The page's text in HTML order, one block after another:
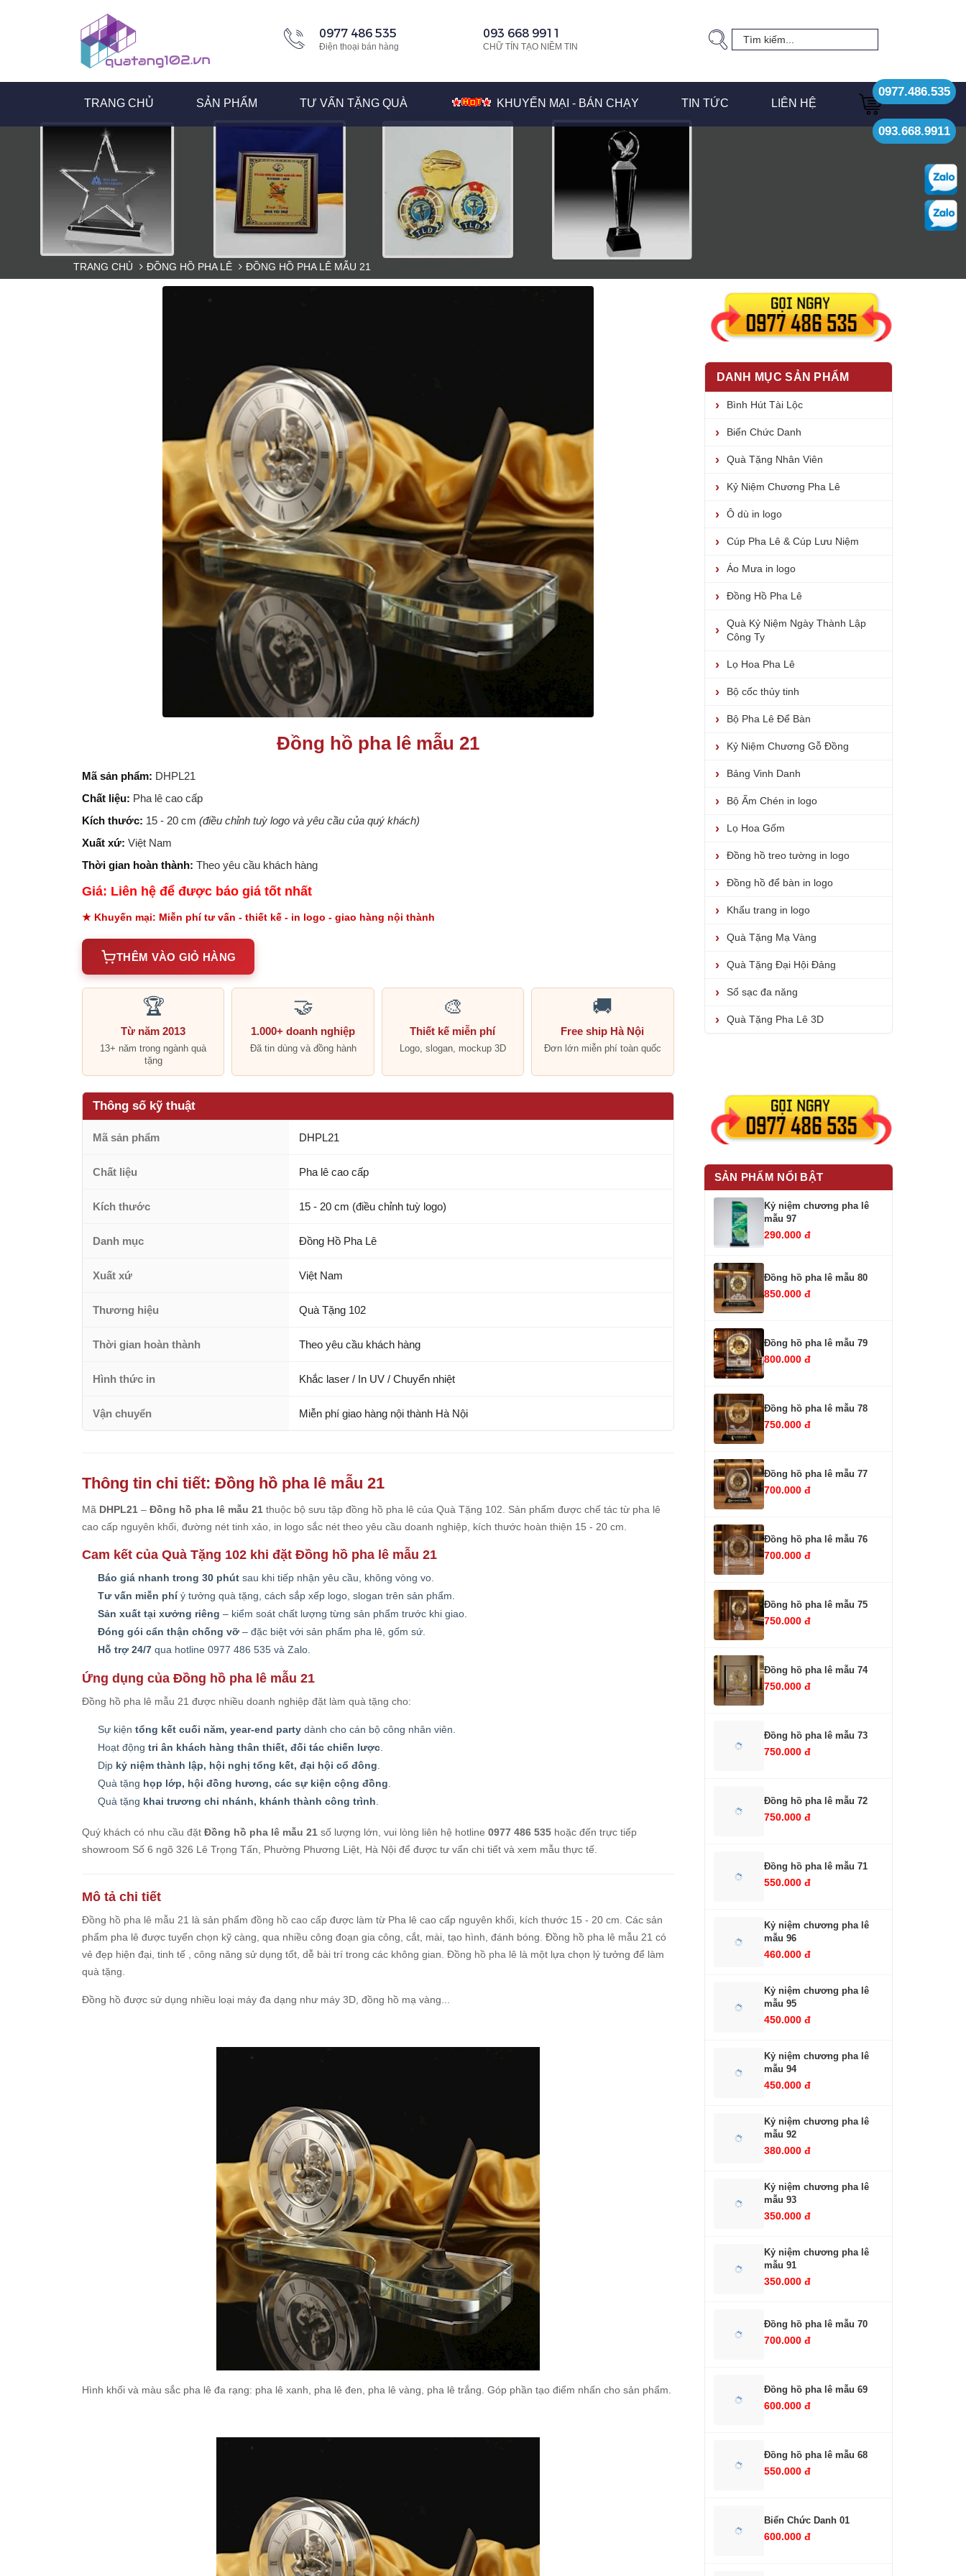
0977 486 535
Điện thoại bán hàng
093 668 9911
CHỮ TÍN TẠO NIỀM TIN
TRANG CHỦ SẢN PHẨM TƯ VẤN TẶNG QUÀ KHUYẾN MẠI - BÁN CHẠY TIN TỨC LIÊN HỆ
0977.486.535
093.668.9911
TRANG CHỦ ĐỒNG HỒ PHA LÊ ĐỒNG HỒ PHA LÊ MẪU 21
Đồng hồ pha lê mẫu 21
Mã sản phẩm: DHPL21
Chất liệu: Pha lê cao cấp
Kích thước: 15 - 20 cm (điều chỉnh tuỳ logo và yêu cầu của quý khách)
Xuất xứ: Việt Nam
Thời gian hoàn thành: Theo yêu cầu khách hàng
Giá: Liên hệ để được báo giá tốt nhất
★ Khuyến mại: Miễn phí tư vấn - thiết kế - in logo - giao hàng nội thành
THÊM VÀO GIỎ HÀNG
🏆
Từ năm 2013
13+ năm trong ngành quà
tặng
🤝
1.000+ doanh nghiệp
Đã tin dùng và đồng hành
🎨
Thiết kế miễn phí
Logo, slogan, mockup 3D
🚚
Free ship Hà Nội
Đơn lớn miễn phí toàn quốc
Thông số kỹ thuật
Mã sản phẩm DHPL21
Chất liệu Pha lê cao cấp
Kích thước 15 - 20 cm (điều chỉnh tuỳ logo)
Danh mục Đồng Hồ Pha Lê
Xuất xứ Việt Nam
Thương hiệu Quà Tặng 102
Thời gian hoàn thành Theo yêu cầu khách hàng
Hình thức in Khắc laser / In UV / Chuyển nhiệt
Vận chuyển Miễn phí giao hàng nội thành Hà Nội
Thông tin chi tiết: Đồng hồ pha lê mẫu 21
Mã DHPL21 – Đồng hồ pha lê mẫu 21 thuộc bộ sưu tập đồng hồ pha lê của Quà Tặng 102. Sản phẩm được chế tác từ pha lê
cao cấp nguyên khối, đường nét tinh xảo, in logo sắc nét theo yêu cầu doanh nghiệp, kích thước hoàn thiện 15 - 20 cm.
Cam kết của Quà Tặng 102 khi đặt Đồng hồ pha lê mẫu 21
Báo giá nhanh trong 30 phút sau khi tiếp nhận yêu cầu, không vòng vo.
Tư vấn miễn phíý tưởng quà tặng, cách sắp xếp logo, slogan trên sản phẩm.
Sản xuất tại xưởng riêng – kiểm soát chất lượng từng sản phẩm trước khi giao.
Đóng gói cẩn thận chống vỡ – đặc biệt với sản phẩm pha lê, gốm sứ.
Hỗ trợ 24/7 qua hotline 0977 486 535 và Zalo.
Ứng dụng của Đồng hồ pha lê mẫu 21
Đồng hồ pha lê mẫu 21 được nhiều doanh nghiệp đặt làm quà tặng cho:
Sự kiện tổng kết cuối năm, year-end party dành cho cán bộ công nhân viên.
Hoạt động tri ân khách hàng thân thiết, đối tác chiến lược
Dịp kỷ niệm thành lập, hội nghị tổng kết, đại hội cổ đông
Quà tặng họp lớp, hội đồng hương, các sự kiện cộng đồng
Quà tặng khai trương chi nhánh, khánh thành công trình
Quý khách có nhu cầu đặt Đồng hồ pha lê mẫu 21 số lượng lớn, vui lòng liên hệ hotline 0977 486 535 hoặc đến trực tiếp
showroom Số 6 ngõ 326 Lê Trọng Tấn, Phường Phương Liệt, Hà Nội để được tư vấn chi tiết và xem mẫu thực tế.
Mô tả chi tiết
Đồng hồ pha lê mẫu 21 là sản phẩm đồng hồ cao cấp được làm từ Pha lê cao cấp nguyên khối, kích thước 15 - 20 cm. Các sản
phẩm pha lê được tuyển chọn kỹ càng, qua nhiều công đoạn gia công, cắt, mài, tạo hình, đánh bóng. Đồng hồ pha lê mẫu 21 có
vẻ đẹp hiện đại, tinh tế , công năng sử dụng tốt, dễ bài trí trong các không gian. Đồng hồ pha lê là một lựa chọn lý tưởng để làm
quà tặng.
Đồng hồ được sử dụng nhiều loại máy đa dạng như máy 3D, đồng hồ mạ vàng...
Hình khối và màu sắc pha lê đa rạng: pha lê xanh, pha lê đen, pha lê vàng, pha lê trắng. Góp phần tạo điểm nhấn cho sản phẩm.
DANH MỤC SẢN PHẨM
Bình Hút Tài Lộc
Biển Chức Danh
Quà Tặng Nhân Viên
Kỷ Niệm Chương Pha Lê
Ô dù in logo
Cúp Pha Lê & Cúp Lưu Niệm
Áo Mưa in logo
Đồng Hồ Pha Lê
Quà Kỷ Niệm Ngày Thành Lập
Công Ty
Lọ Hoa Pha Lê
Bộ cốc thủy tinh
Bộ Pha Lê Để Bàn
Kỷ Niệm Chương Gỗ Đồng
Bảng Vinh Danh
Bộ Ấm Chén in logo
Lọ Hoa Gốm
Đồng hồ treo tường in logo
Đồng hồ để bàn in logo
Khẩu trang in logo
Quà Tặng Mạ Vàng
Quà Tặng Đại Hội Đảng
Sổ sạc đa năng
Quà Tặng Pha Lê 3D
SẢN PHẨM NỔI BẬT
Kỷ niệm chương pha lê
mẫu 97
290.000 đ
Đồng hồ pha lê mẫu 80
850.000 đ
Đồng hồ pha lê mẫu 79
800.000 đ
Đồng hồ pha lê mẫu 78
750.000 đ
Đồng hồ pha lê mẫu 77
700.000 đ
Đồng hồ pha lê mẫu 76
700.000 đ
Đồng hồ pha lê mẫu 75
750.000 đ
Đồng hồ pha lê mẫu 74
750.000 đ
Đồng hồ pha lê mẫu 73
750.000 đ
Đồng hồ pha lê mẫu 72
750.000 đ
Đồng hồ pha lê mẫu 71
550.000 đ
Kỷ niệm chương pha lê
mẫu 96
460.000 đ
Kỷ niệm chương pha lê
mẫu 95
450.000 đ
Kỷ niệm chương pha lê
mẫu 94
450.000 đ
Kỷ niệm chương pha lê
mẫu 92
380.000 đ
Kỷ niệm chương pha lê
mẫu 93
350.000 đ
Kỷ niệm chương pha lê
mẫu 91
350.000 đ
Đồng hồ pha lê mẫu 70
700.000 đ
Đồng hồ pha lê mẫu 69
600.000 đ
Đồng hồ pha lê mẫu 68
550.000 đ
Biển Chức Danh 01
600.000 đ